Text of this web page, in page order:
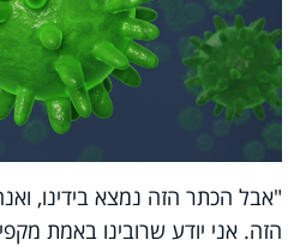
"אבל הכתר הזה נמצא בידינו,
הזה. אני יודע שרובינו באמת